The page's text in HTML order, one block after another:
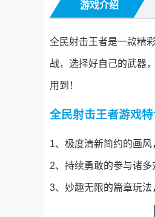
游戏介绍
全民射击王者是一款精
战，选择好自己的武器
用到！
全民射击王者游戏
1、极度清新简约的画风
2、持续勇敢的参与诸多
3、妙趣无限的篇章玩法